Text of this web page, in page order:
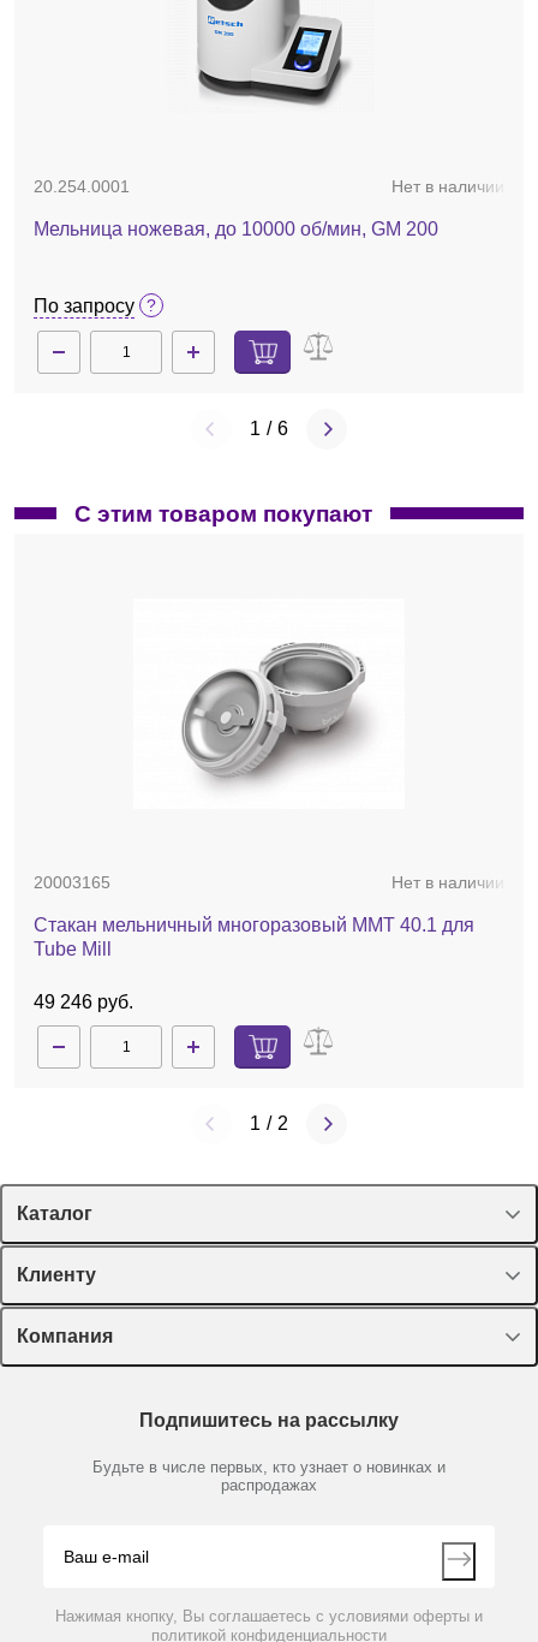
Стакан мельничный многоразовый MMT 40.1 для
Камера перемалывающая одноразовая MT 40.100
для Tube Mill control, 100 шт.
Программное обеспечение Labworldsoft® 6 Pro
3 150 588 руб.
20.254.0001 Нет в наличии
Мельница ножевая, до 10000 об/мин, GM 200
По запросу
1 / 6
С этим товаром покупают
20003165 Нет в наличии
Стакан мельничный многоразовый MMT 40.1 для
Tube Mill
49 246 руб.
1 / 2
Каталог
Спецпредложения
Оборудование, приборы
Пластик, стекло, принадлежности
Химические реактивы, препараты, наборы
Производители
Клиенту
Лекторий Диаэм
Доставка и оплата
Мобильное приложение
Компания
Партнеры
Контакты
Подпишитесь на рассылку
Будьте в числе первых, кто узнает о новинках и
распродажах
Нажимая кнопку, Вы соглашаетесь с условиями оферты и
политикой конфиденциальности